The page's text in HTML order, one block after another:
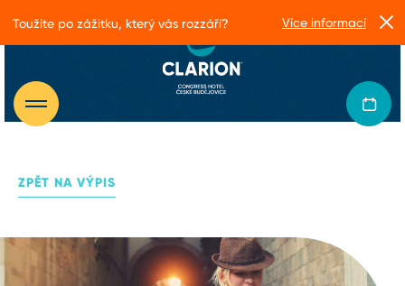
ZPĚT NA VÝPIS
Toužíte po zážitku, který vás rozzáří? Více informací